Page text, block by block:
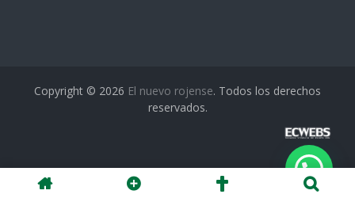
Copyright © 2026 El nuevo rojense. Todos los derechos
reservados.